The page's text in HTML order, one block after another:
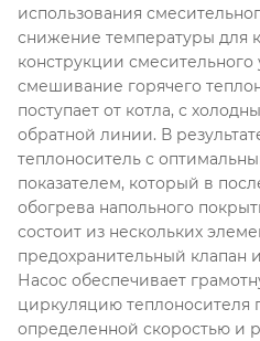
использования
снижение температуры для
конструкции смесительного
смешивание горячего
поступает от котла, с
обратной линии. В
теплоноситель с
показателем, который в
обогрева напольного
состоит из нескольких
предохранительный клапан
Насос обеспечивает
циркуляцию теплоносителя
определенной скоростью и